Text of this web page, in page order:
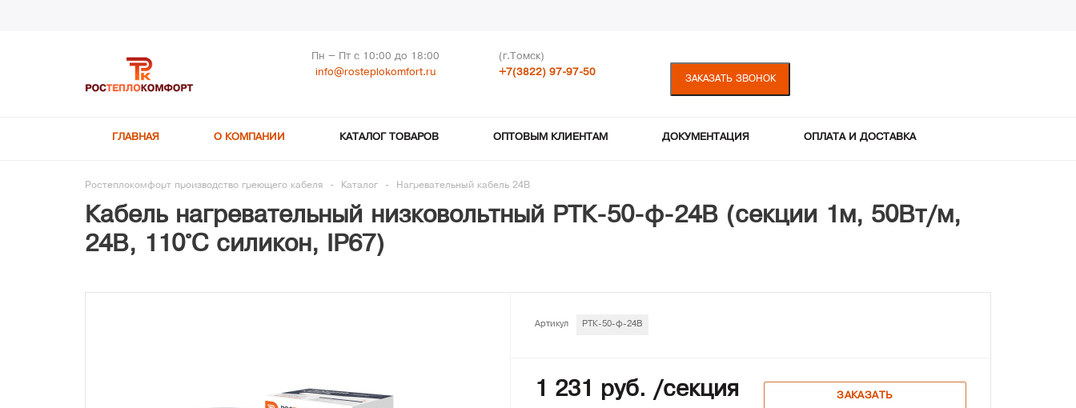
Пн – Пт с 10:00 до 18:00
info@rosteplokomfort.ru
(г.Томск)
+7(3822) 97-97-50
ЗАКАЗАТЬ ЗВОНОК
ГЛАВНАЯ О КОМПАНИИ КАТАЛОГ ТОВАРОВ ОПТОВЫМ КЛИЕНТАМ ДОКУМЕНТАЦИЯ ОПЛАТА И ДОСТАВКА
Ростеплокомфорт производство греющего кабеля - Каталог - Нагревательный кабель 24В
Кабель нагревательный низковольтный РТК-50-ф-24В (секции 1м, 50Вт/м,
24В, 110°С силикон, IP67)
Артикул РТК-50-ф-24В
1 231 руб. /секция ЗАКАЗАТЬ